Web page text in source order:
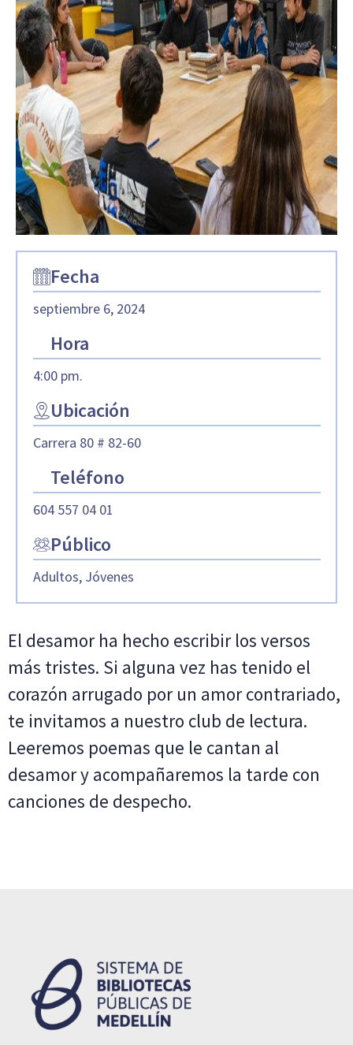
Fecha
septiembre 6, 2024
Hora
4:00 pm.
Ubicación
Carrera 80 # 82-60
Teléfono
604 557 04 01
Público
Adultos, Jóvenes
El desamor ha hecho escribir los versos
más tristes. Si alguna vez has tenido el
corazón arrugado por un amor contrariado,
te invitamos a nuestro club de lectura.
Leeremos poemas que le cantan al
desamor y acompañaremos la tarde con
canciones de despecho.